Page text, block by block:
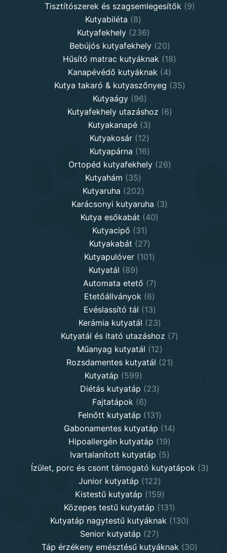
products
Tisztítószerek és szagsemlegesítők 99
Kutyabiléta 88
products
Kutyafekhely 236236
products
Bebújós kutyafekhely 2020
products
Hűsítő matrac kutyáknak 1818
Kanapévédő kutyáknak 44
products
Kutya takaró & kutyaszőnyeg 3535
Kutyaágy 9696
products
Kutyafekhely utazáshoz 66
Kutyakanapé 33
products
Kutyakosár 1212
products
Kutyapárna 1616
products
Ortopéd kutyafekhely 2626
Kutyahám 3535
products
Kutyaruha 202202
products
Karácsonyi kutyaruha 33
Kutya esőkabát 4040
Kutyacipő 3131
products
Kutyakabát 2727
products
Kutyapulóver 101101
Kutyatál 8989
products
Automata etető 77
products
Etetőállványok 66
products
Evéslassító tál 1313
products
Kerámia kutyatál 2323
products
Kutyatál és itató utazáshoz 77
Műanyag kutyatál 1212
products
Rozsdamentes kutyatál 2121
Kutyatáp 599599
products
Diétás kutyatáp 2323
Fajtatápok 66
products
Felnőtt kutyatáp 131131
products
Gabonamentes kutyatáp 1414
Hipoallergén kutyatáp 1919
products
Ivartalanított kutyatáp 55
products
Ízület, porc és csont támogató kutyatápok 33
Junior kutyatáp 122122
products
Kistestű kutyatáp 159159
products
Közepes testű kutyatáp 131131
products
Kutyatáp nagytestű kutyáknak 130130
Senior kutyatáp 2727
products
Táp érzékeny emésztésű kutyáknak 3030